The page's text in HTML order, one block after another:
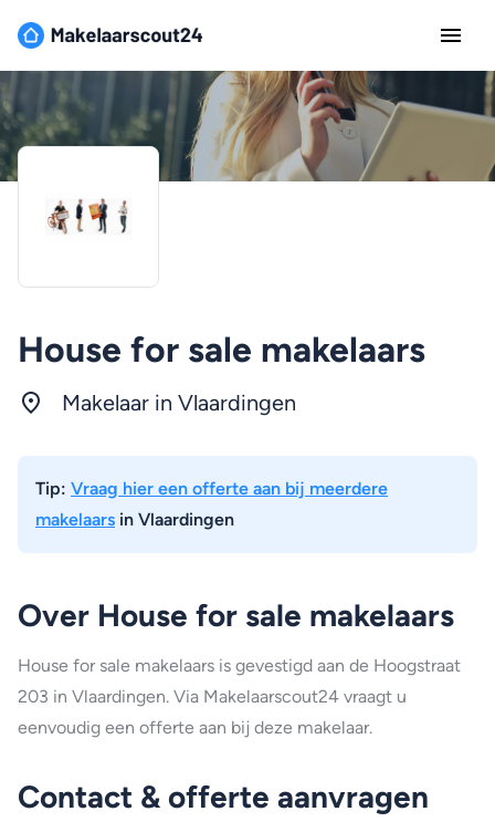
House for sale makelaars
Makelaar in Vlaardingen
Tip: Vraag hier een offerte aan bij meerdere
makelaars in Vlaardingen
Over House for sale makelaars
House for sale makelaars is gevestigd aan de Hoogstraat
203 in Vlaardingen. Via Makelaarscout24 vraagt u
eenvoudig een offerte aan bij deze makelaar.
Contact & offerte aanvragen